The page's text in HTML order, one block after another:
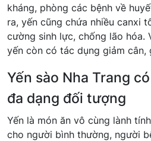
kháng, phòng các bệnh về
ra, yến cũng chứa nhiều canxi
cường sinh lực, chống lão hóa.
yến còn có tác dụng giảm cân,
Yến sào Nha Trang
đa dạng đối tượng
Yến là món ăn vô cùng lành
cho người bình thường, người